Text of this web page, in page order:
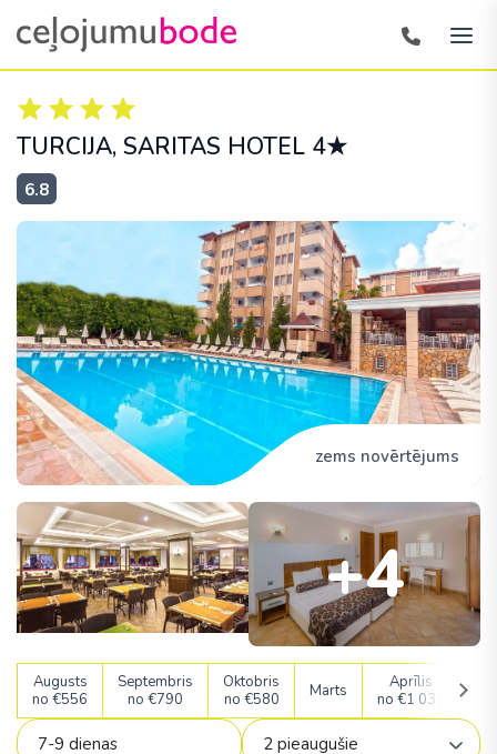
TURCIJA, SARITAS HOTEL 4★
6.8
zems novērtējums
+4
Augusts
no €556
Septembris
no €790
Oktobris
no €580
Marts
Aprīlis
no €1 032